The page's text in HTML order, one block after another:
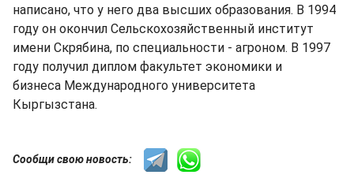
написано, что у него два высших образования. В 1994
году он окончил Сельскохозяйственный институт
имени Скрябина, по специальности - агроном. В 1997
году получил диплом факультет экономики и
бизнеса Международного университета
Кыргызстана.
Сообщи свою новость: